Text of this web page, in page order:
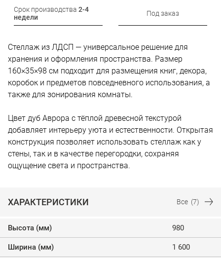
Срок производства 2-4
недели
Под заказ
Стеллаж из ЛДСП — универсальное решение для
хранения и оформления пространства. Размер
160×35×98 см подходит для размещения книг, декора,
коробок и предметов повседневного использования, а
также для зонирования комнаты.
Цвет дуб Аврора с тёплой древесной текстурой
добавляет интерьеру уюта и естественности. Открытая
конструкция позволяет использовать стеллаж как у
стены, так и в качестве перегородки, сохраняя
ощущение света и пространства.
ХАРАКТЕРИСТИКИ Все (7)
Высота (мм) 980
Ширина (мм) 1 600